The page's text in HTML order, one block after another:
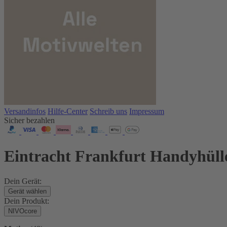
Versandinfos Hilfe-Center Schreib uns Impressum
Sicher bezahlen
Eintracht Frankfurt
Dein Gerät:
Gerät wählen
Dein Produkt:
NIVOcore